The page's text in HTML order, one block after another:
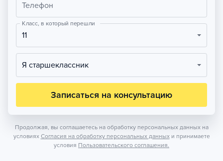
Телефон
Класс, в который перешли
11
Я старшеклассник
Записаться на консультацию
Продолжая, вы соглашаетесь на обработку персональных данных на
условиях Согласия на обработку персональных данных и принимаете
условия Пользовательского соглашения.